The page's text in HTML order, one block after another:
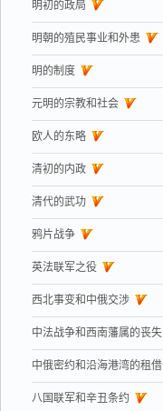
明初的政局
明朝的殖民事业和外患
明的制度
元明的宗教和社会
欧人的东略
清初的内政
清代的武功
鸦片战争
英法联军之役
西北事变和中俄交涉
中法战争和西南藩属的丧失
中俄密约和沿海港湾的租借
八国联军和辛丑条约